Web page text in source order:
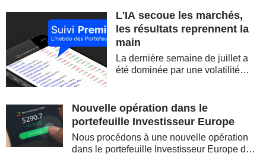
L'IA secoue les marchés,
les résultats reprennent la
main
La dernière semaine de juillet a
été dominée par une volatilité
semi-conducteurs. Les
inquiétudes sur la soutenabilité
Nouvelle opération dans le
portefeuille Investisseur Europe
Nous procédons à une nouvelle opération
dans le portefeuille Investisseur Europe de